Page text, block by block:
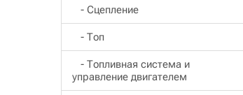
- Сцепление
- Топ
- Топливная система и
управление двигателем